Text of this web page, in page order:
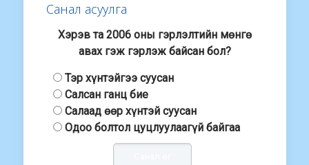
Санал асуулга
Хэрэв та 2006 оны гэрлэлтийн мөнгө
авах гэж гэрлэж байсан бол?
Тэр хүнтэйгээ суусан
Салсан ганц бие
Салаад өөр хүнтэй суусан
Одоо болтол цуцлуулаагүй байгаа